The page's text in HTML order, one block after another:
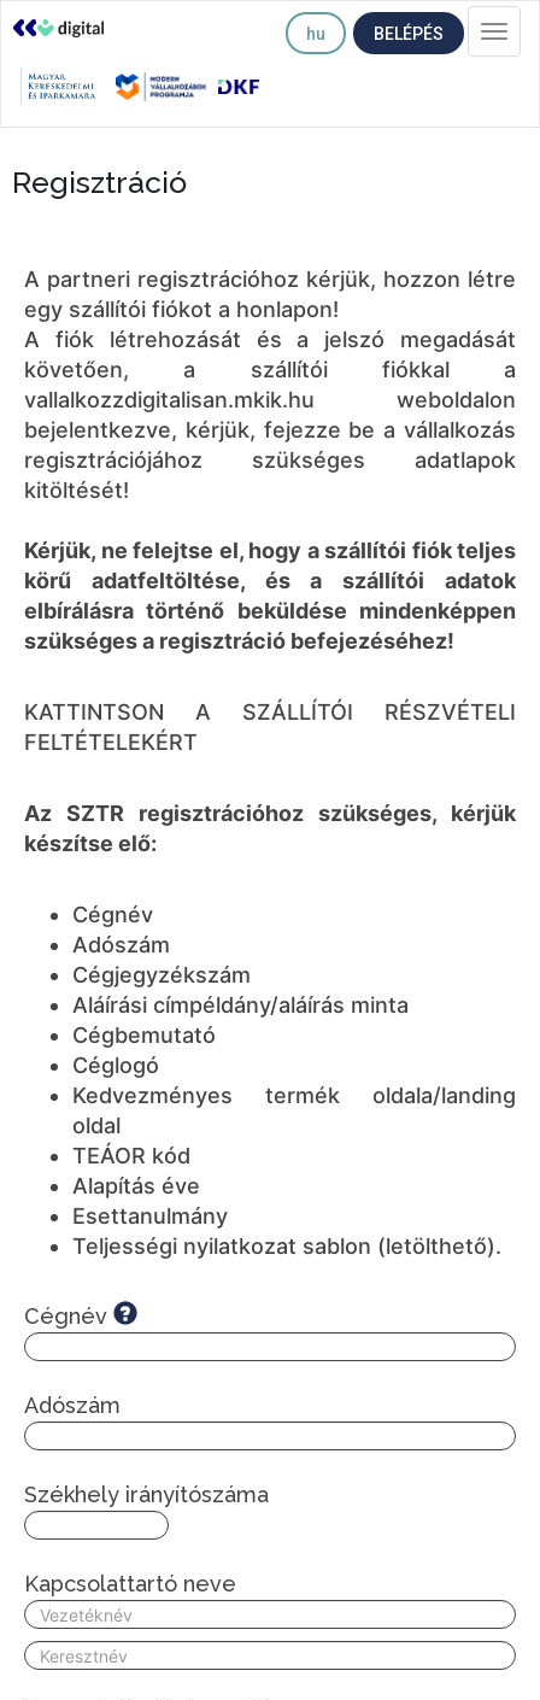
hu BELÉPÉS
Regisztráció
A partneri regisztrációhoz kérjük, hozzon létre
egy szállítói fiókot a honlapon!
A fiók létrehozását és a jelszó megadását
követően, a szállítói fiókkal a
vallalkozzdigitalisan.mkik.hu weboldalon
bejelentkezve, kérjük, fejezze be a vállalkozás
regisztrációjához szükséges adatlapok
kitöltését!
Kérjük, ne felejtse el, hogy a szállítói fiók teljes
körű adatfeltöltése, és a szállítói adatok
elbírálásra történő beküldése mindenképpen
szükséges a regisztráció befejezéséhez!
KATTINTSON A SZÁLLÍTÓI RÉSZVÉTELI
FELTÉTELEKÉRT
Az SZTR regisztrációhoz szükséges, kérjük
készítse elő:
Cégnév
Adószám
Cégjegyzékszám
Aláírási címpéldány/aláírás minta
Cégbemutató
Céglogó
Kedvezményes termék oldala/landing
oldal
TEÁOR kód
Alapítás éve
Esettanulmány
Teljességi nyilatkozat sablon (letölthető).
Cégnév
Adószám
Székhely irányítószáma
Kapcsolattartó neve